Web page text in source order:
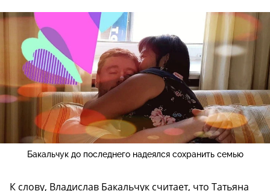
Бакальчук до последнего надеялся сохранить семью
К слову, Владислав Бакальчук считает, что Татьяна